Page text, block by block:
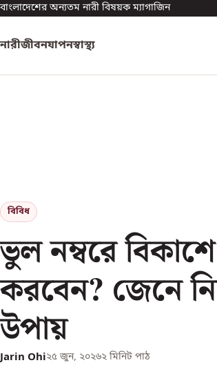
বাংলাদেশের অন্যতম নারী বিষয়ক ম্যাগাজিন
নারীজীবনযাপনস্বাস্থ্য
বিবিধ
ভুল নম্বরে
করবেন? জেনে
উপায়
Jarin Ohi২৫ জুন, ২০২৬২ মিনিট পাঠ